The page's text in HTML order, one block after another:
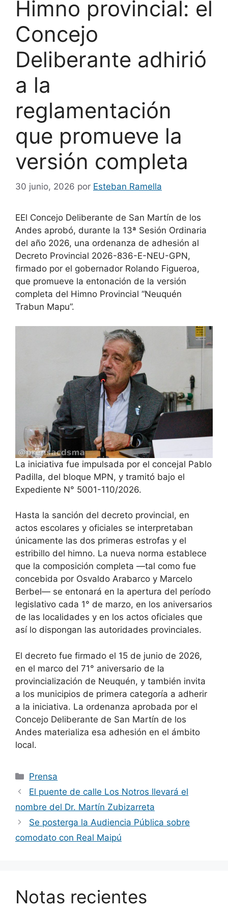
Himno provincial: el
Concejo
Deliberante adhirió
a la
reglamentación
que promueve la
versión completa
30 junio, 2026 por Esteban Ramella
EEl Concejo Deliberante de San Martín de los
Andes aprobó, durante la 13ª Sesión Ordinaria
del año 2026, una ordenanza de adhesión al
Decreto Provincial 2026-836-E-NEU-GPN,
firmado por el gobernador Rolando Figueroa,
que promueve la entonación de la versión
completa del Himno Provincial “Neuquén
Trabun Mapu”.
La iniciativa fue impulsada por el concejal Pablo
Padilla, del bloque MPN, y tramitó bajo el
Expediente N° 5001-110/2026.
Hasta la sanción del decreto provincial, en
actos escolares y oficiales se interpretaban
únicamente las dos primeras estrofas y el
estribillo del himno. La nueva norma establece
que la composición completa —tal como fue
concebida por Osvaldo Arabarco y Marcelo
Berbel— se entonará en la apertura del período
legislativo cada 1° de marzo, en los aniversarios
de las localidades y en los actos oficiales que
así lo dispongan las autoridades provinciales.
El decreto fue firmado el 15 de junio de 2026,
en el marco del 71° aniversario de la
provincialización de Neuquén, y también invita
a los municipios de primera categoría a adherir
a la iniciativa. La ordenanza aprobada por el
Concejo Deliberante de San Martín de los
Andes materializa esa adhesión en el ámbito
local.
Categorías
Prensa
El puente de calle Los Notros llevará el
nombre del Dr. Martín Zubizarreta
Se posterga la Audiencia Pública sobre
comodato con Real Maipú
Notas recientes